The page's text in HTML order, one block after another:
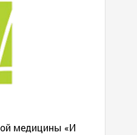
медицины «И